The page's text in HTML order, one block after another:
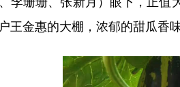
王金惠的大棚，浓郁的甜瓜